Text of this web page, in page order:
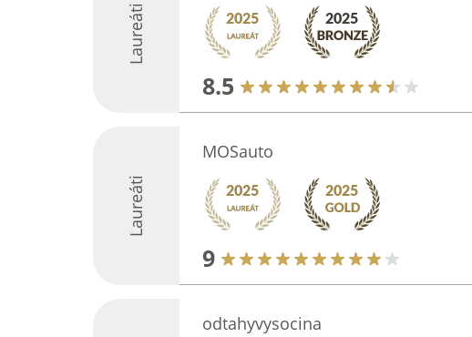
Laureáti
8.5
Laureáti
MOSauto
9
odtahyvysocina